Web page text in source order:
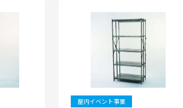
屋内イベント事業